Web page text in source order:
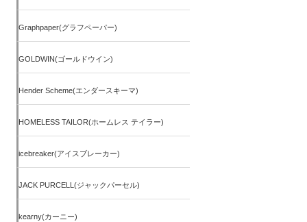
Graphpaper(グラフペーパー)
GOLDWIN(ゴールドウイン)
Hender Scheme(エンダースキーマ)
HOMELESS TAILOR(ホームレス テイラー)
icebreaker(アイスブレーカー)
JACK PURCELL(ジャックパーセル)
kearny(カーニー)